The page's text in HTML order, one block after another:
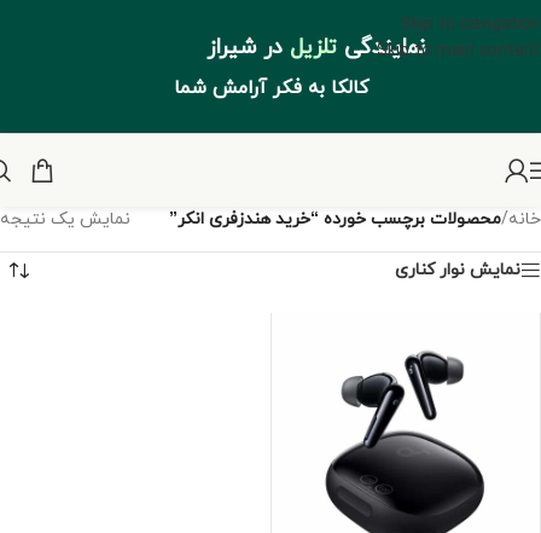
Skip to navigation
Skip to main content
نمایندگی تلزیل در شیراز
کالکا به فکر آرامش شما
خانه/محصولات برچسب خورده “خرید هندزفری انکر” نمایش یک نتیجه
نمایش نوار کناری